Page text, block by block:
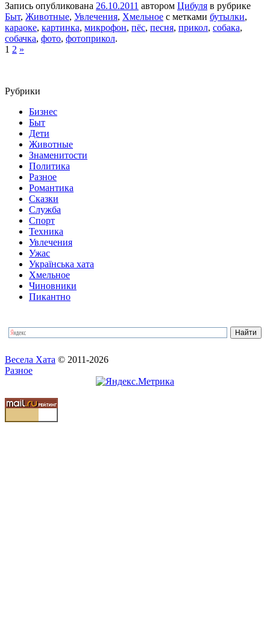
Запись опубликована 26.10.2011 автором Цибуля в рубрике
Быт, Животные, Увлечения, Хмельное с метками бутылки,
караоке, картинка, микрофон, пёс, песня, прикол, собака,
собачка, фото, фотоприкол.
1 2 »
Рубрики
Бизнес
Быт
Дети
Животные
Знаменитости
Политика
Разное
Романтика
Сказки
Служба
Спорт
Техника
Увлечения
Ужас
Українська хата
Хмельное
Чиновники
Пикантно
Весела Хата © 2011-2026
Разное